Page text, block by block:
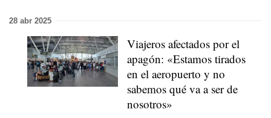
28 abr 2025
Viajeros afectados por el
apagón: «Estamos tirados
en el aeropuerto y no
sabemos qué va a ser de
nosotros»